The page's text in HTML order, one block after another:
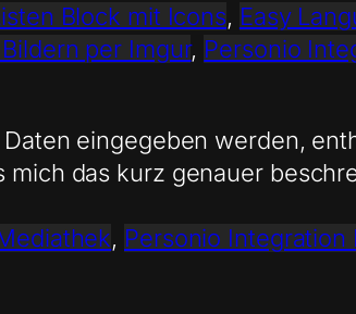
Block mit Icons, Easy
per Imgur, Personio
eingegeben werden,
das kurz genauer
, Personio Integration